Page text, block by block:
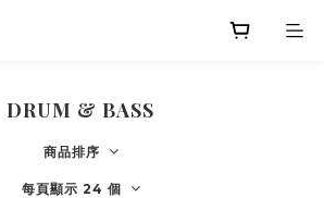
DRUM & BASS
商品排序
每頁顯示 24 個